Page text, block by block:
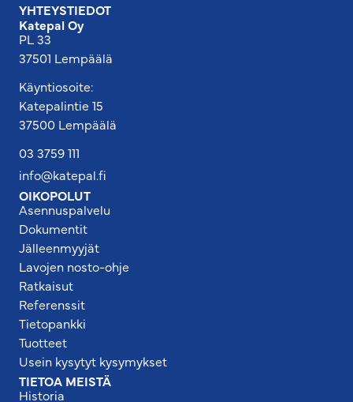
YHTEYSTIEDOT
Katepal Oy
PL 33
37501 Lempäälä
Käyntiosoite:
Katepalintie 15
37500 Lempäälä
03 3759 111
info@katepal.fi
OIKOPOLUT
Asennuspalvelu
Dokumentit
Jälleenmyyjät
Lavojen nosto-ohje
Ratkaisut
Referenssit
Tietopankki
Tuotteet
Usein kysytyt kysymykset
TIETOA MEISTÄ
Historia